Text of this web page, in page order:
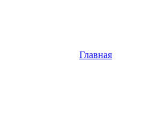
Главная